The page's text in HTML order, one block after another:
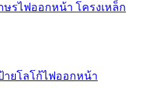
รไฟออกหน้า โครงเหล็ก
ายโลโก้ไฟออกหน้า